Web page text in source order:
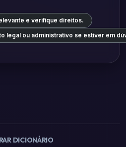
e verifique direitos.
legal ou administrativo se estiver em
DICIONÁRIO